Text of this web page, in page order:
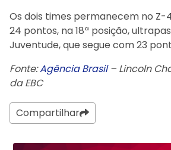
Os dois times permanecem no Z-
24 pontos, na 18ª posição,
Juventude, que segue com 23
Fonte:Agência Brasil– Lincoln
da EBC
Compartilhar